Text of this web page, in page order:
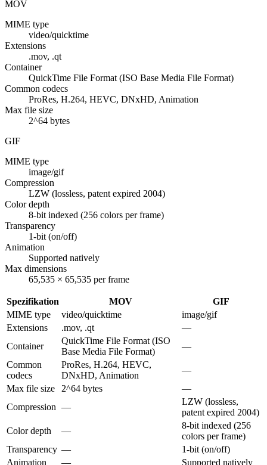
MOV
MIME type
video/quicktime
Extensions
.mov, .qt
Container
QuickTime File Format (ISO Base Media File Format)
Common codecs
ProRes, H.264, HEVC, DNxHD, Animation
Max file size
2^64 bytes
GIF
MIME type
image/gif
Compression
LZW (lossless, patent expired 2004)
Color depth
8-bit indexed (256 colors per frame)
Transparency
1-bit (on/off)
Animation
Supported natively
Max dimensions
65,535 × 65,535 per frame
Spezifikation MOV
GIF
MIME type
video/quicktime
image/gif
Extensions
.mov, .qt
—
Container
QuickTime File Format (ISO
Base Media File Format)
—
Common
codecs
ProRes, H.264, HEVC,
DNxHD, Animation
—
Max file size
2^64 bytes
—
Compression —
LZW (lossless,
patent expired 2004)
Color depth
—
8-bit indexed (256
colors per frame)
Transparency —
1-bit (on/off)
Animation
— Supported natively